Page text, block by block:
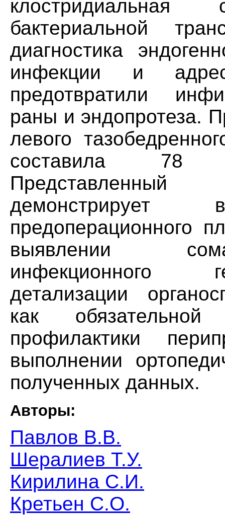
клостридиальная
бактериальной
диагностика
инфекции и
предотвратили
раны и эндопротеза.
левого
составила 78
демонстрирует
предоперационного
выявлении
инфекционного
детализации
как
профилактики
выполнении
полученных данных.
Авторы:
Павлов В.В.
Шералиев Т.У.
Кирилина С.И.
Кретьен С.О.